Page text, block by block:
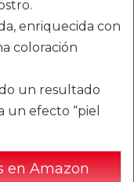
enriquecida con
coloración
un resultado
efecto “piel
en Amazon